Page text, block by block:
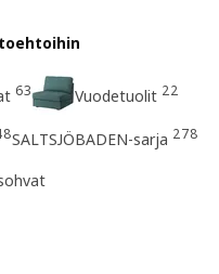
63 Vuodetuolit 22
SALTSJÖBADEN-sarja 278